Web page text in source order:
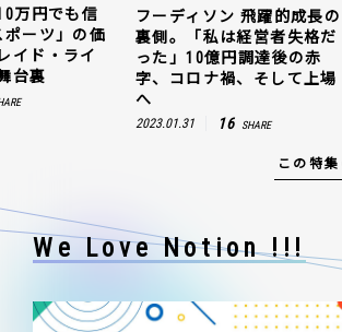
万円でも信
ーツ」の価
イド・ライ
台裏
フーディソン 飛躍的成長の
裏側。「私は経営者失格だ
った」10億円調達後の赤
字、コロナ禍、そして上場
へ
2023.01.31 16 SHARE
この特
We Love Notion !!!